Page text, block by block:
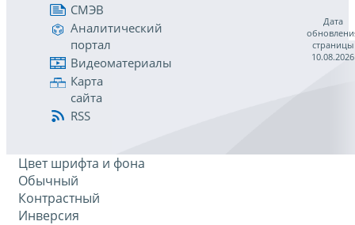
СМЭВ
Аналитический
портал
Видеоматериалы
Карта
сайта
RSS
Дата
страницы
10.08.2026
Цвет шрифта и фона
Обычный
Контрастный
Инверсия